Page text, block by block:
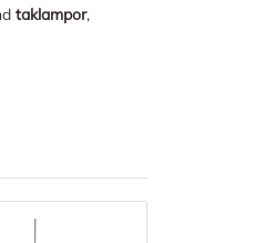
taklampor,